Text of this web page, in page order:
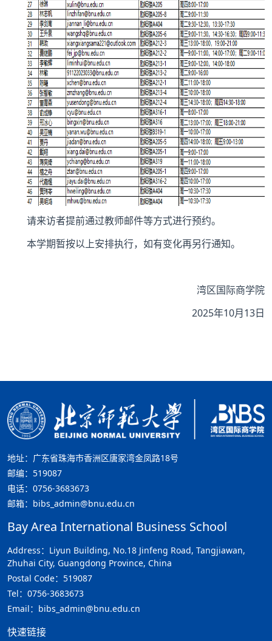
请来访者提前通过教师邮件等方式进行预约。
本学期暂按以上安排执行，如有变化再另行通知。
湾区国际商学院
2025年10月13日
地址：广东省珠海市香洲区唐家湾金凤路18号
邮编：519087
电话：0756-3683673
邮箱：bibs_admin@bnu.edu.cn
Bay Area International Business School
Address：Liyun Building, No.18 Jinfeng Road, Tangjiawan,
Zhuhai City, Guangdong Province, China
Postal Code：519087
Tel：0756-3683673
Email：bibs_admin@bnu.edu.cn
快速链接